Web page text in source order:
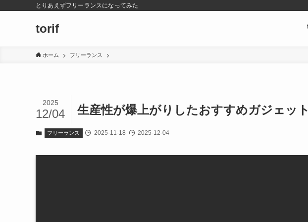
とりあえずフリーランスになってみた
torif
ホーム フリーランス
生産性が爆上がりしたおすすめガジェット
2025
12/04
フリーランス 2025-11-18 2025-12-04